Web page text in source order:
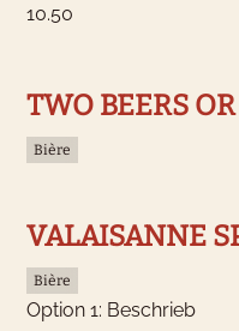
10.50
TWO BEERS
Bière
VALAISANNE
Bière
Option 1: Beschrieb